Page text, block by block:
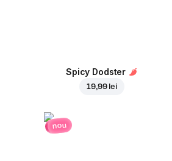
Spicy Dodster
19,99 lei
nou